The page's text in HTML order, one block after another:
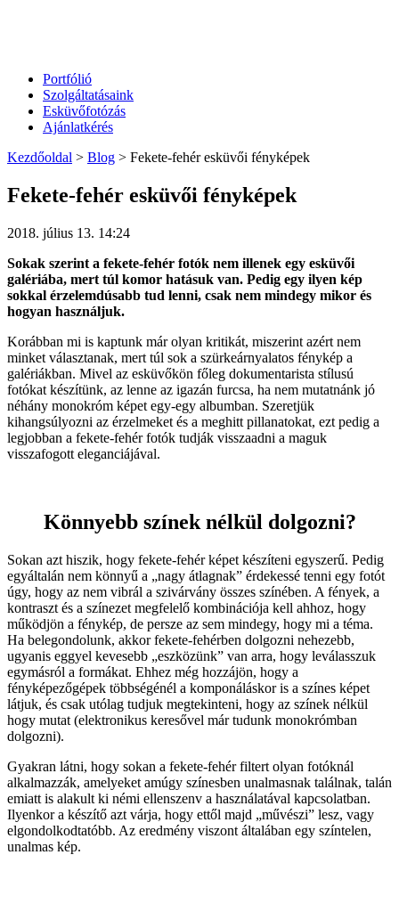
Portfólió
Szolgáltatásaink
Esküvőfotózás
Ajánlatkérés
Kezdőoldal > Blog > Fekete-fehér esküvői fényképek
Fekete-fehér esküvői fényképek
2018. július 13. 14:24
Sokak szerint a fekete-fehér fotók nem illenek egy esküvői
galériába, mert túl komor hatásuk van. Pedig egy ilyen kép
sokkal érzelemdúsabb tud lenni, csak nem mindegy mikor és
hogyan használjuk.
Korábban mi is kaptunk már olyan kritikát, miszerint azért nem
minket választanak, mert túl sok a szürkeárnyalatos fénykép a
galériákban. Mivel az esküvőkön főleg dokumentarista stílusú
fotókat készítünk, az lenne az igazán furcsa, ha nem mutatnánk jó
néhány monokróm képet egy-egy albumban. Szeretjük
kihangsúlyozni az érzelmeket és a meghitt pillanatokat, ezt pedig a
legjobban a fekete-fehér fotók tudják visszaadni a maguk
visszafogott eleganciájával.
Könnyebb színek nélkül dolgozni?
Sokan azt hiszik, hogy fekete-fehér képet készíteni egyszerű. Pedig
egyáltalán nem könnyű a „nagy átlagnak” érdekessé tenni egy fotót
úgy, hogy az nem vibrál a szivárvány összes színében. A fények, a
kontraszt és a színezet megfelelő kombinációja kell ahhoz, hogy
működjön a fénykép, de persze az sem mindegy, hogy mi a téma.
Ha belegondolunk, akkor fekete-fehérben dolgozni nehezebb,
ugyanis eggyel kevesebb „eszközünk” van arra, hogy leválasszuk
egymásról a formákat. Ehhez még hozzájön, hogy a
fényképezőgépek többségénél a komponáláskor is a színes képet
látjuk, és csak utólag tudjuk megtekinteni, hogy az színek nélkül
hogy mutat (elektronikus keresővel már tudunk monokrómban
dolgozni).
Gyakran látni, hogy sokan a fekete-fehér filtert olyan fotóknál
alkalmazzák, amelyeket amúgy színesben unalmasnak találnak, talán
emiatt is alakult ki némi ellenszenv a használatával kapcsolatban.
Ilyenkor a készítő azt várja, hogy ettől majd „művészi” lesz, vagy
elgondolkodtatóbb. Az eredmény viszont általában egy színtelen,
unalmas kép.